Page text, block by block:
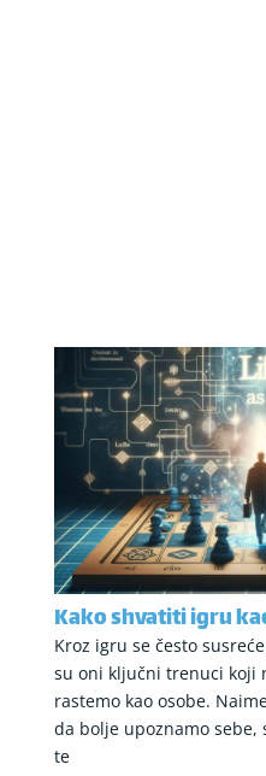
Kako shvatiti igru
Kroz igru se često
su oni ključni trenuci koji
rastemo kao osobe.
da bolje upoznamo sebe,
te